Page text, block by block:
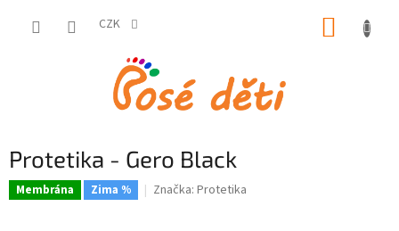
CZK
Protetika - Gero Black
Membrána Zima % Značka: Protetika